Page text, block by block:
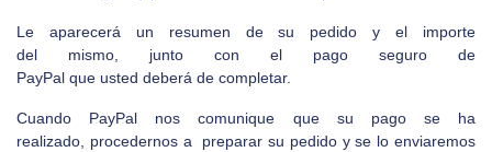
Le aparecerá un resumen de su pedido y el importe
del mismo, junto con el pago seguro de
PayPal que usted deberá de completar.
Cuando PayPal nos comunique que su pago se ha
realizado, procedernos a preparar su pedido y se lo enviaremos